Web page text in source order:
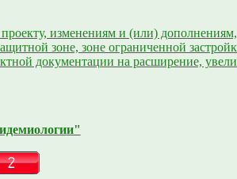
изменениям и (или)
зоне, зоне ограниченной
документации на расширение,